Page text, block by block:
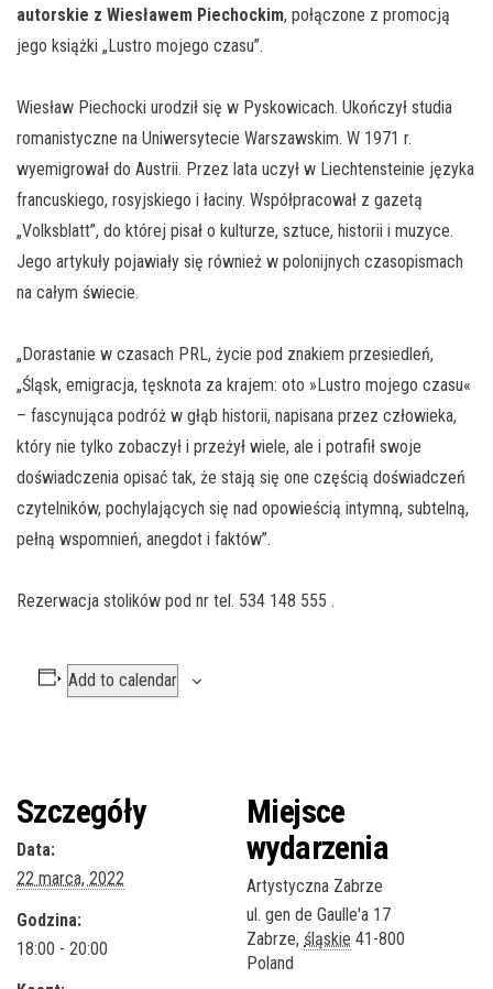
autorskie z Wiesławem Piechockim, połączone z promocją
jego książki „Lustro mojego czasu”.
Wiesław Piechocki urodził się w Pyskowicach. Ukończył studia
romanistyczne na Uniwersytecie Warszawskim. W 1971 r.
wyemigrował do Austrii. Przez lata uczył w Liechtensteinie języka
francuskiego, rosyjskiego i łaciny. Współpracował z gazetą
„Volksblatt”, do której pisał o kulturze, sztuce, historii i muzyce.
Jego artykuły pojawiały się również w polonijnych czasopismach
na całym świecie.
„Dorastanie w czasach PRL, życie pod znakiem przesiedleń,
„Śląsk, emigracja, tęsknota za krajem: oto »Lustro mojego czasu«
– fascynująca podróż w głąb historii, napisana przez człowieka,
który nie tylko zobaczył i przeżył wiele, ale i potrafił swoje
doświadczenia opisać tak, że stają się one częścią doświadczeń
czytelników, pochylających się nad opowieścią intymną, subtelną,
pełną wspomnień, anegdot i faktów”.
Rezerwacja stolików pod nr tel. 534 148 555 .
Add to calendar
Szczegóły
Data:
22 marca, 2022
Godzina:
18:00 - 20:00
Miejsce
wydarzenia
Artystyczna Zabrze
ul. gen de Gaulle'a 17
Zabrze, śląskie 41-800
Poland